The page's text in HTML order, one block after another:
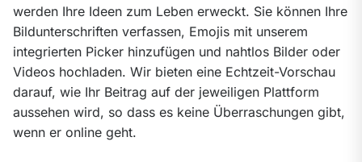
werden Ihre Ideen zum Leben erweckt. Sie können Ihre
Bildunterschriften verfassen, Emojis mit unserem
integrierten Picker hinzufügen und nahtlos Bilder oder
Videos hochladen. Wir bieten eine Echtzeit-Vorschau
darauf, wie Ihr Beitrag auf der jeweiligen Plattform
aussehen wird, so dass es keine Überraschungen gibt,
wenn er online geht.